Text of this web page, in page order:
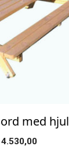
med hjul
4.530,00